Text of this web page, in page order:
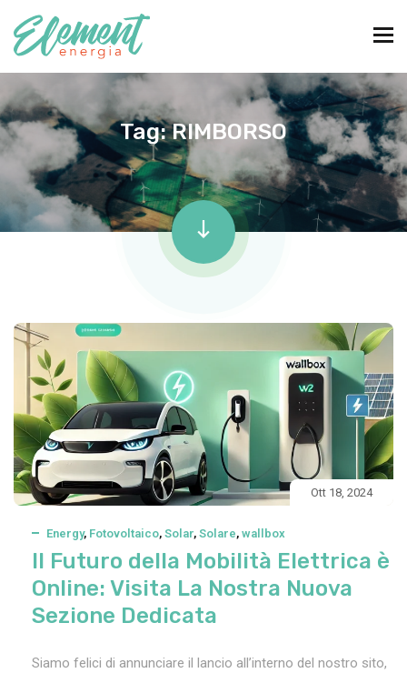
Tag:RIMBORSO
Ott 18, 2024
Energy, Fotovoltaico, Solar, Solare, wallbox
Il Futuro della Mobilità Elettrica è
Online: Visita La Nostra Nuova
Sezione Dedicata
Siamo felici di annunciare il lancio all’interno del nostro sito,